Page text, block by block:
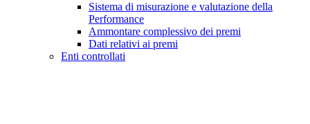
Sistema di misurazione e valutazione della
Performance
Ammontare complessivo dei premi
Dati relativi ai premi
Enti controllati